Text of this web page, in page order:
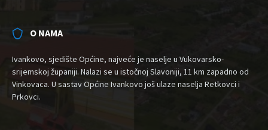
O NAMA
Ivankovo, sjedište Općine, najveće je naselje u Vukovarsko-
srijemskoj županiji. Nalazi se u istočnoj Slavoniji, 11 km zapadno od
Vinkovaca. U sastav Općine Ivankovo još ulaze naselja Retkovci i
Prkovci.